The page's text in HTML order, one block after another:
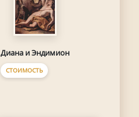
Диана и Эндимион
СТОИМОСТЬ